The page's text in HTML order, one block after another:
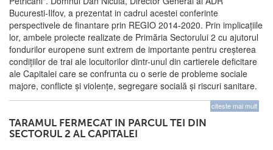
Bucuresti-Ilfov, a prezentat in cadrul acestei conferinte
perspectivele de finantare prin REGIO 2014-2020. Prin implicațiile
lor, ambele proiecte realizate de Primăria Sectorului 2 cu ajutorul
fondurilor europene sunt extrem de importante pentru creșterea
condițiilor de trai ale locuitorilor dintr-unul din cartierele deficitare
ale Capitalei care se confrunta cu o serie de probleme sociale
majore, conflicte și violențe, segregare socială și riscuri sanitare.
citeste mai mult
TARAMUL FERMECAT IN PARCUL TEI DIN
SECTORUL 2 AL CAPITALEI